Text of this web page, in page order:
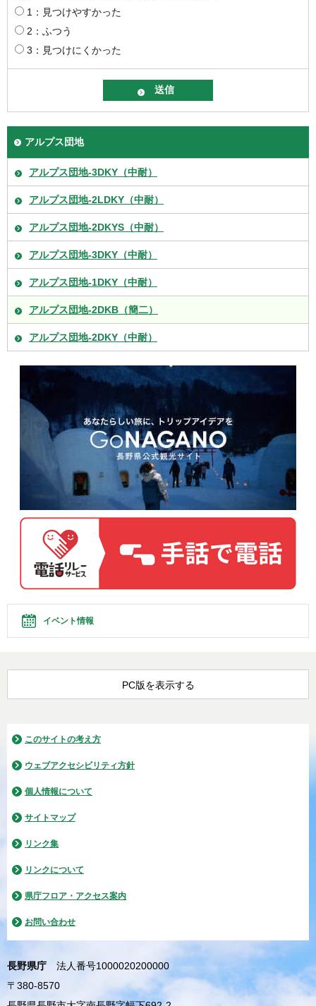
1：見つけやすかった
2：ふつう
3：見つけにくかった
アルプス団地
アルプス団地-3DKY（中耐）
アルプス団地-2LDKY（中耐）
アルプス団地-2DKYS（中耐）
アルプス団地-3DKY（中耐）
アルプス団地-1DKY（中耐）
アルプス団地-2DKB（簡二）
アルプス団地-2DKY（中耐）
イベント情報
PC版を表示する
このサイトの考え方
ウェブアクセシビリティ方針
個人情報について
サイトマップ
リンク集
リンクについて
県庁フロア・アクセス案内
お問い合わせ
長野県庁
法人番号1000020200000
〒380-8570